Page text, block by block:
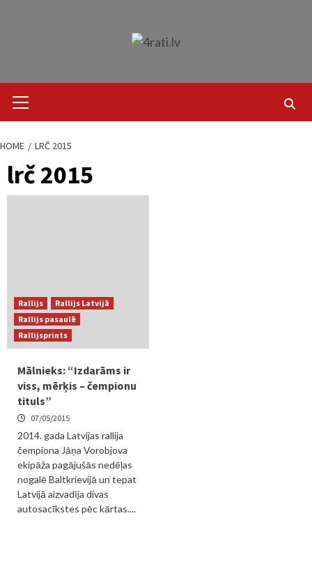
Menu
HOME LRČ 2015
lrč 2015
Rallijs
Rallijs Latvijā
Rallijs pasaulē
Rallijsprints
Mālnieks: “Izdarāms ir
viss, mērķis – čempionu
tituls”
07/05/2015
2014. gada Latvijas rallija
čempiona Jāņa Vorobjova
ekipāža pagājušās nedēļas
nogalē Baltkrievijā un tepat
Latvijā aizvadīja divas
autosacīkstes pēc kārtas....